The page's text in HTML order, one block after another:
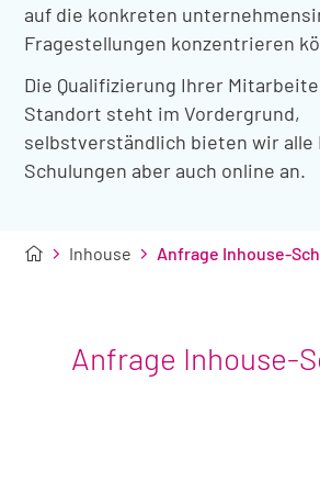
auf die konkreten
Fragestellungen konzentrieren
Die Qualifizierung Ihrer
Standort steht im Vordergrund,
selbstverständlich bieten wir alle
Schulungen aber auch online an.
Inhouse Anfrage Inhouse-
Anfrage Inhouse-